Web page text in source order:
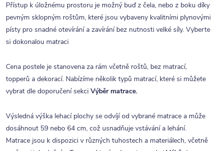
Přístup k úložnému prostoru je možný buď z čela, nebo z boku díky
pevným sklopným roštům, které jsou vybaveny kvalitními plynovými
písty pro snadné otevírání a zavírání bez nutnosti velké síly. Vyberte
si dokonalou matraci
Cena postele je stanovena za rám včetně roštů, bez matrací,
topperů a dekorací. Nabízíme několik typů matrací, které si můžete
vybrat dle doporučení sekci Výběr matrace.
Výsledná výška lehací plochy se odvíjí od vybrané matrace a může
dosáhnout 59 nebo 64 cm, což usnadňuje vstávání a lehání.
Matrace jsou k dispozici v různých tuhostech a materiálech, včetně